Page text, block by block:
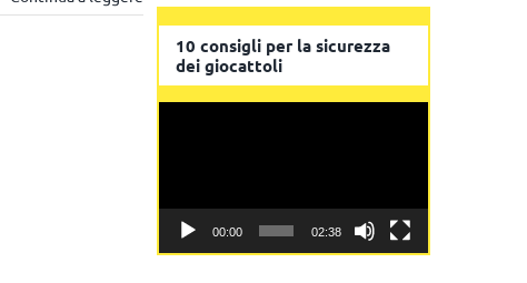
10 consigli per la sicurezza
dei giocattoli
00:00 02:38